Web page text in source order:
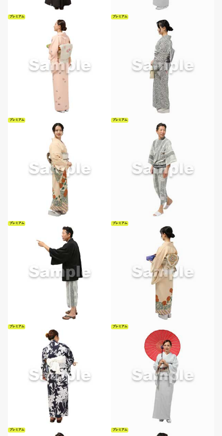
プレミアム プレミアム
プレミアム プレミアム
プレミアム プレミアム
プレミアム プレミアム
プレミアム プレミアム